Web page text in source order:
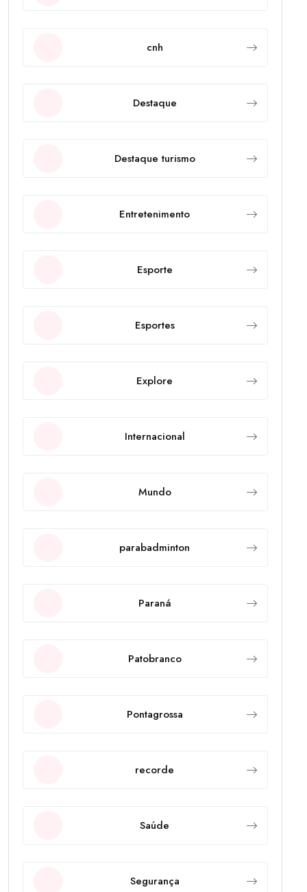
cnh
Destaque
Destaque turismo
Entretenimento
Esporte
Esportes
Explore
Internacional
Mundo
parabadminton
Paraná
Patobranco
Pontagrossa
recorde
Saúde
Segurança